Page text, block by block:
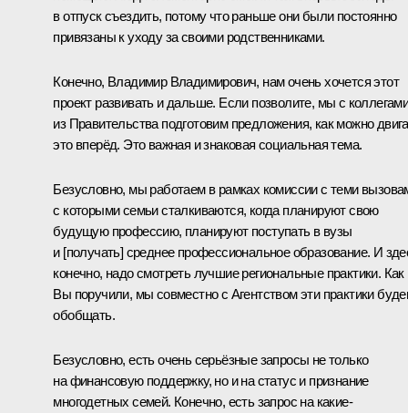
в отпуск съездить, потому что раньше они были постоянно
привязаны к уходу за своими родственниками.
Конечно, Владимир Владимирович, нам очень хочется этот
проект развивать и дальше. Если позволите, мы с
из Правительства подготовим предложения, как можно
это вперёд. Это важная и знаковая социальная тема.
Безусловно, мы работаем в рамках комиссии с теми
с которыми семьи сталкиваются, когда планируют свою
будущую профессию, планируют поступать в вузы
и [получать] среднее профессиональное образование. И
конечно, надо смотреть лучшие региональные практики. Как
Вы поручили, мы совместно с Агентством эти практики
обобщать.
Безусловно, есть очень серьёзные запросы не только
на финансовую поддержку, но и на статус и признание
многодетных семей. Конечно, есть запрос на какие-